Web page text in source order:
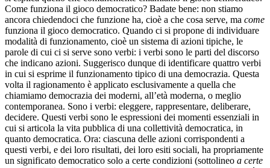
Come funziona il gioco democratico? Badate bene: non stiamo
ancora chiedendoci che funzione ha, cioè a che cosa serve, ma come
funziona il gioco democratico. Quando ci si propone di individuare
modalità di funzionamento, cioè un sistema di azioni tipiche, le
parole di cui ci si serve sono verbi: i verbi sono le parti del discorso
che indicano azioni. Suggerisco dunque di identificare quattro verbi
in cui si esprime il funzionamento tipico di una democrazia. Questa
volta il ragionamento è applicato esclusivamente a quella che
chiamiamo democrazia dei moderni, all’età moderna, o meglio
contemporanea. Sono i verbi: eleggere, rappresentare, deliberare,
decidere. Questi verbi sono le espressioni dei momenti essenziali in
cui si articola la vita pubblica di una collettività democratica, in
quanto democratica. Ora: ciascuna delle azioni corrispondenti a
questi verbi, e dei loro risultati, dei loro esiti sociali, ha propriamente
un significato democratico solo a certe condizioni (sottolineo a certe